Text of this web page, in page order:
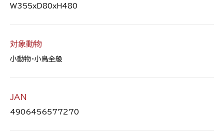
W355xD80xH480
対象動物
小動物・小鳥全般
JAN
4906456577270